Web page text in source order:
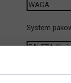
System
PALETA
WAGA